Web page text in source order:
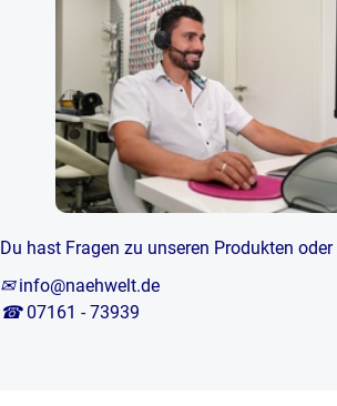
Du hast Fragen zu unseren Produkten
✉ info@naehwelt.de
☎ 07161 - 73939